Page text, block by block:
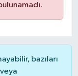
bazıları